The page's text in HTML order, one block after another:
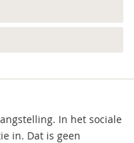
In het sociale
in. Dat is geen